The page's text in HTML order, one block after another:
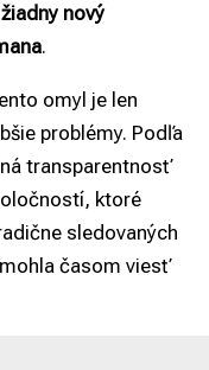
nový
.
omyl je len
problémy. Podľa
transparentnosť
ktoré
sledovaných
časom viesť